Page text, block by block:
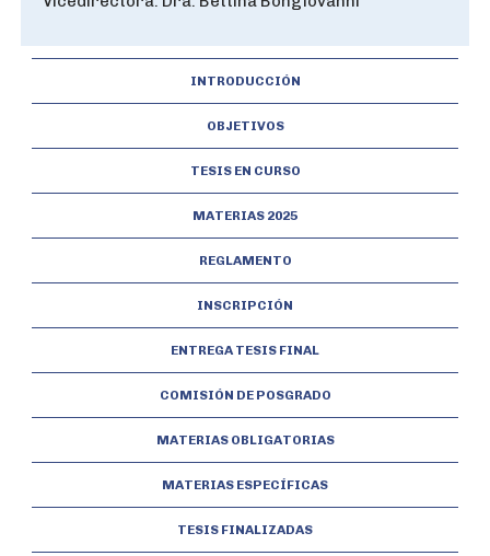
INTRODUCCIÓN
OBJETIVOS
TESIS EN CURSO
MATERIAS 2025
REGLAMENTO
INSCRIPCIÓN
ENTREGA TESIS FINAL
COMISIÓN DE POSGRADO
MATERIAS OBLIGATORIAS
MATERIAS ESPECÍFICAS
TESIS FINALIZADAS